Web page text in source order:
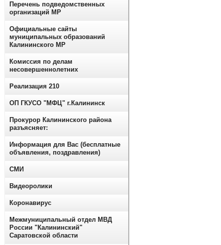
Перечень подведомственных
организаций МР
Официальные сайты
муниципальных образований
Калининского МР
Комиссия по делам
несовершеннолетних
Реализация 210
ОП ГКУСО "МФЦ" г.Калининск
Прокурор Калининского района
разъясняет:
Информация для Вас (бесплатные
объявления, поздравления)
СМИ
Видеоролики
Коронавирус
Межмуниципальный отдел МВД
России "Калининский"
Саратовской области